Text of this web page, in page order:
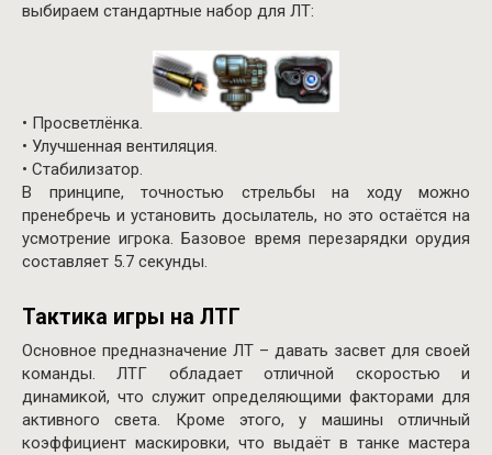
выбираем стандартные набор для ЛТ:
• Просветлёнка.
• Улучшенная вентиляция.
• Стабилизатор.
В принципе, точностью стрельбы на ходу можно
пренебречь и установить досылатель, но это остаётся на
усмотрение игрока. Базовое время перезарядки орудия
составляет 5.7 секунды.
Тактика игры на ЛТГ
Основное предназначение ЛТ – давать засвет для своей
команды. ЛТГ обладает отличной скоростью и
динамикой, что служит определяющими факторами для
активного света. Кроме этого, у машины отличный
коэффициент маскировки, что выдаёт в танке мастера